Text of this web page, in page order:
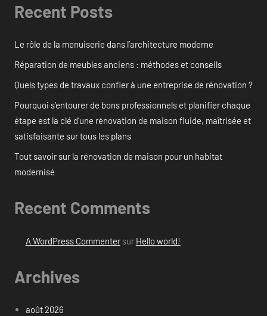
Recent Posts
Le rôle de la menuiserie dans l’architecture moderne
Réparation de meubles anciens : méthodes et conseils
Quels types de travaux confier à une entreprise de rénovation ?
Pourquoi s’entourer de bons professionnels et planifier chaque
étape est la clé d’une rénovation de maison fluide, maîtrisée et
satisfaisante sur tous les plans
Tout savoir sur la rénovation de maison pour un habitat
modernisé
Recent Comments
A WordPress Commentersur Hello world!
Archives
août 2026